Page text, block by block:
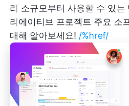
리 소규모부터 사용할 수 있는
리에이티브 프로젝트 주요 소
대해 알아보세요! /%href/